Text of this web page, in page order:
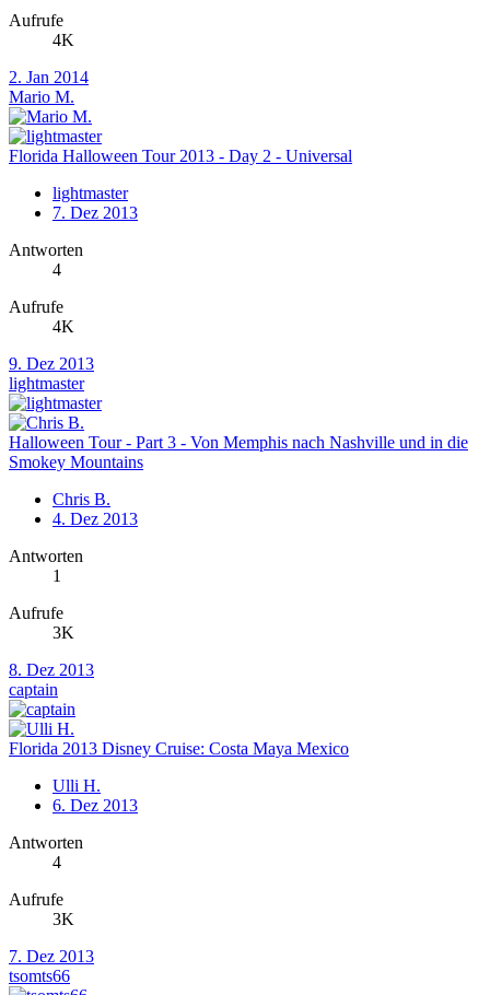
Aufrufe
4K
2. Jan 2014
Mario M.
Florida Halloween Tour 2013 - Day 2 - Universal
lightmaster
7. Dez 2013
Antworten
4
Aufrufe
4K
9. Dez 2013
lightmaster
Halloween Tour - Part 3 - Von Memphis nach Nashville und in die
Smokey Mountains
Chris B.
4. Dez 2013
Antworten
1
Aufrufe
3K
8. Dez 2013
captain
Florida 2013 Disney Cruise: Costa Maya Mexico
Ulli H.
6. Dez 2013
Antworten
4
Aufrufe
3K
7. Dez 2013
tsomts66